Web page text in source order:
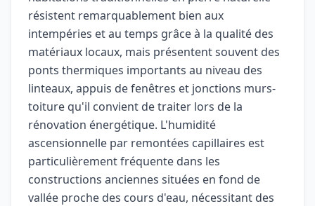
résistent remarquablement bien aux
intempéries et au temps grâce à la qualité des
matériaux locaux, mais présentent souvent des
ponts thermiques importants au niveau des
linteaux, appuis de fenêtres et jonctions murs-
toiture qu'il convient de traiter lors de la
rénovation énergétique. L'humidité
ascensionnelle par remontées capillaires est
particulièrement fréquente dans les
constructions anciennes situées en fond de
vallée proche des cours d'eau, nécessitant des